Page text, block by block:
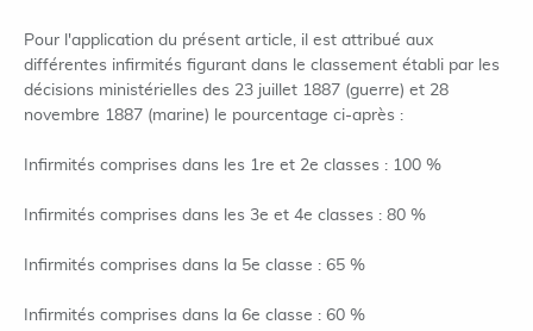
Pour l'application du présent article, il est attribué aux
différentes infirmités figurant dans le classement établi par les
décisions ministérielles des 23 juillet 1887 (guerre) et 28
novembre 1887 (marine) le pourcentage ci-après :
Infirmités comprises dans les 1re et 2e classes : 100 %
Infirmités comprises dans les 3e et 4e classes : 80 %
Infirmités comprises dans la 5e classe : 65 %
Infirmités comprises dans la 6e classe : 60 %